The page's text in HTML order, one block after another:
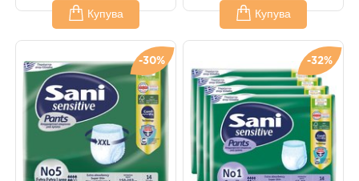
Купува Купува
-30% -32%